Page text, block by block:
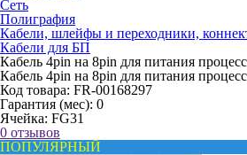
Сеть
Полиграфия
Кабели, шлейфы и переходники,
Кабели для БП
Кабель 4pin на 8pin для питания
Кабель 4pin на 8pin для питания
Код товара: FR-00168297
Гарантия (мес): 0
Ячейка: FG31
0 отзывов
ПОПУЛЯРНЫЙ